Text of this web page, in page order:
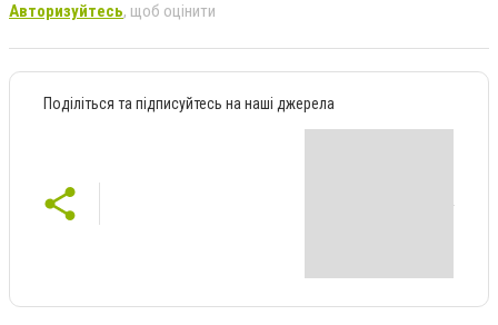
Авторизуйтесь, щоб оцінити
Поділіться та підписуйтесь на наші джерела